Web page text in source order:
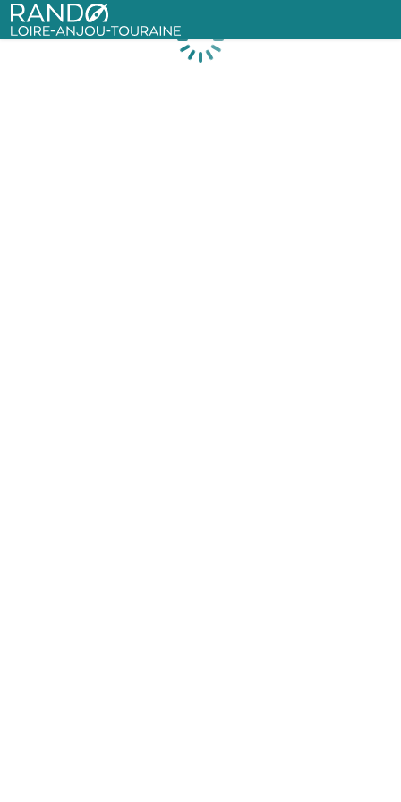
Rando Loire-Anjou-Touraine
Chargement